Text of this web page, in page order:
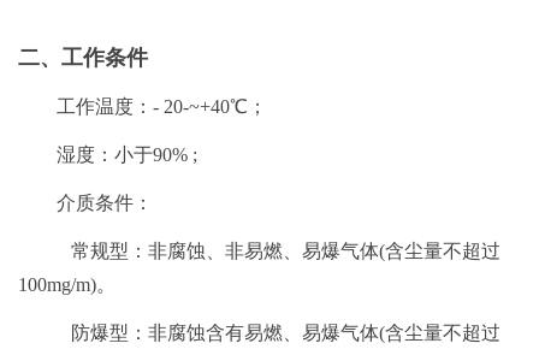
二、工作条件
工作温度：- 20-~+40℃；
湿度：小于90% ;
介质条件：
常规型：非腐蚀、非易燃、易爆气体(含尘量不超过
100mg/m)。
防爆型：非腐蚀含有易燃、易爆气体(含尘量不超过